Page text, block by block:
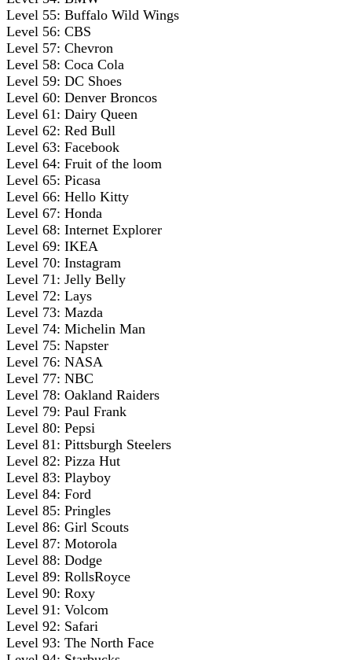
Level 55: Buffalo Wild Wings
Level 56: CBS
Level 57: Chevron
Level 58: Coca Cola
Level 59: DC Shoes
Level 60: Denver Broncos
Level 61: Dairy Queen
Level 62: Red Bull
Level 63: Facebook
Level 64: Fruit of the loom
Level 65: Picasa
Level 66: Hello Kitty
Level 67: Honda
Level 68: Internet Explorer
Level 69: IKEA
Level 70: Instagram
Level 71: Jelly Belly
Level 72: Lays
Level 73: Mazda
Level 74: Michelin Man
Level 75: Napster
Level 76: NASA
Level 77: NBC
Level 78: Oakland Raiders
Level 79: Paul Frank
Level 80: Pepsi
Level 81: Pittsburgh Steelers
Level 82: Pizza Hut
Level 83: Playboy
Level 84: Ford
Level 85: Pringles
Level 86: Girl Scouts
Level 87: Motorola
Level 88: Dodge
Level 89: RollsRoyce
Level 90: Roxy
Level 91: Volcom
Level 92: Safari
Level 93: The North Face